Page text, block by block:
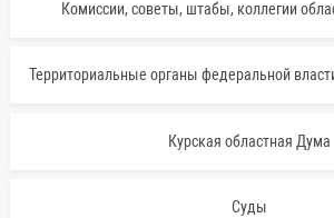
Комиссии, советы, штабы, коллегии
Территориальные органы федеральной
Курская областная Дума
Суды